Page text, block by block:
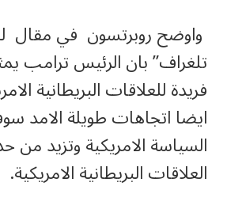
واوضح روبرتسون في مقال
تلغراف” بان الرئيس ترامب
فريدة للعلاقات البريطانية
ايضا اتجاهات طويلة الامد
السياسة الامريكية وتزيد من
العلاقات البريطانية الامريكية.